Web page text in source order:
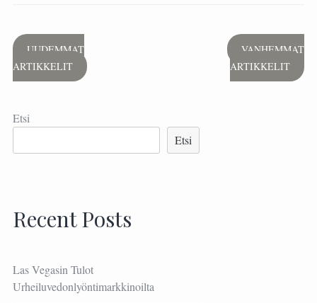
Artikkelien
selaus
VANHEMMAT
ARTIKKELIT
UUDEMMAT
ARTIKKELIT
Etsi
Etsi
Recent Posts
Las Vegasin Tulot
Urheiluvedonlyöntimarkkinoilta